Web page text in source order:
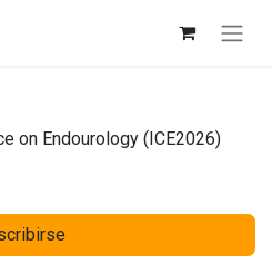
on Endourology (ICE2026)